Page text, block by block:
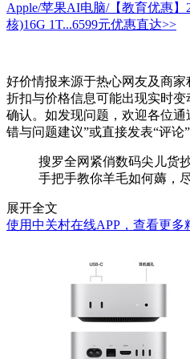
Apple/苹果AI电脑/【教育优惠】
核)16G 1T...6599元优惠直达>>
好价情报来源于热心网友及商
折扣与价格信息可能出现实时
确认。如发现问题，欢迎各位通
错与问题建议”或直接发表“评论
搜罗全网紧俏数码尖儿货
手把手教你羊毛如何薅，
展开全文
使用中关村在线APP，查看更多